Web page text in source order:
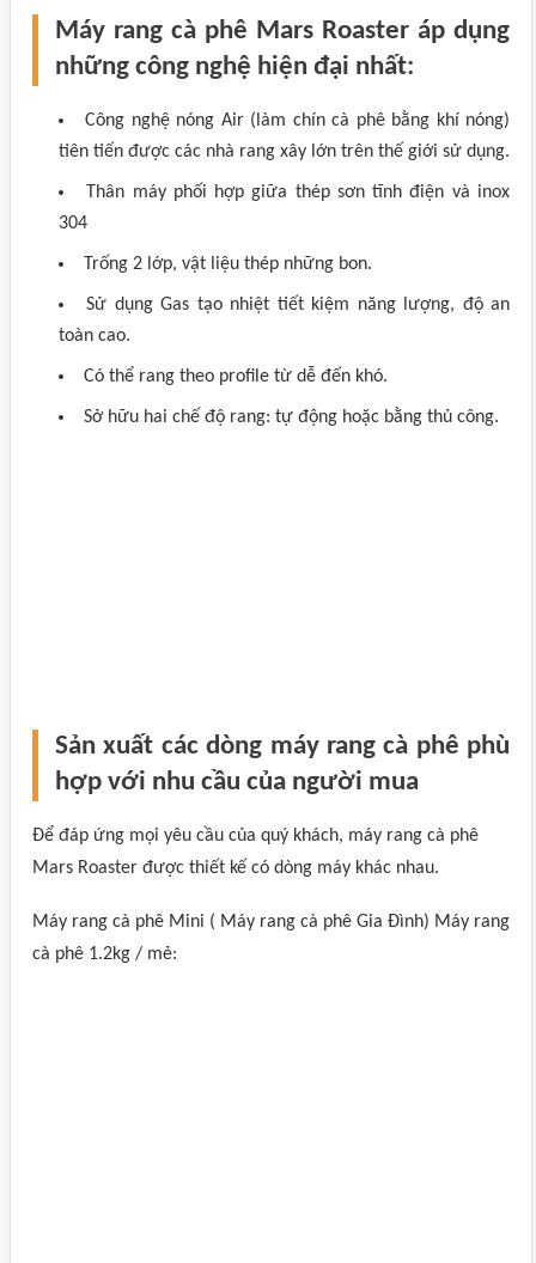
Máy rang cà phê Mars Roaster áp dụng
những công nghệ hiện đại nhất:
Công nghệ nóng Air (làm chín cà phê bằng khí nóng)
tiên tiến được các nhà rang xây lớn trên thế giới sử dụng.
Thân máy phối hợp giữa thép sơn tĩnh điện và inox
304
Trống 2 lớp, vật liệu thép những bon.
Sử dụng Gas tạo nhiệt tiết kiệm năng lượng, độ an
toàn cao.
Có thể rang theo profile từ dễ đến khó.
Sở hữu hai chế độ rang: tự động hoặc bằng thủ công.
Sản xuất các dòng máy rang cà phê phù
hợp với nhu cầu của người mua
Để đáp ứng mọi yêu cầu của quý khách, máy rang cà phê
Mars Roaster được thiết kế có dòng máy khác nhau.
Máy rang cà phê Mini ( Máy rang cà phê Gia Đình) Máy rang
cà phê 1.2kg / mẻ: